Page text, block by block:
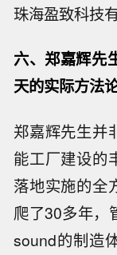
珠海盈致科技
六、郑嘉辉先
天的实际方法
郑嘉辉先生并
能工厂建设的
落地实施的全
爬了30多年，
sound的制造